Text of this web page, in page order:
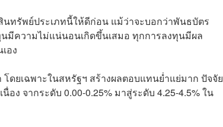
ทรัพย์ประเภทนี้ให้ดีก่อน แม้ว่าจะบอกว่าพันธบัตร
มีความไม่แน่นอนเกิดขึ้นเสมอ ทุกการลงทุนมีผล
อง
ดยเฉพาะในสหรัฐฯ สร้างผลตอบแทนย่ำแย่มาก ปัจจัย
ง จากระดับ 0.00-0.25% มาสู่ระดับ 4.25-4.5% ใน